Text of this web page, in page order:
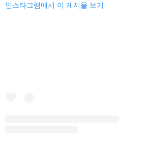
인스타그램에서 이 게시물 보기